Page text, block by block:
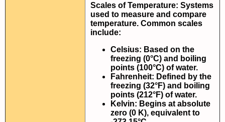
Scales of Temperature: Systems
used to measure and compare
temperature. Common scales
include:
Celsius: Based on the
freezing (0°C) and boiling
points (100°C) of water.
Fahrenheit: Defined by the
freezing (32°F) and boiling
points (212°F) of water.
Kelvin: Begins at absolute
zero (0 K), equivalent to